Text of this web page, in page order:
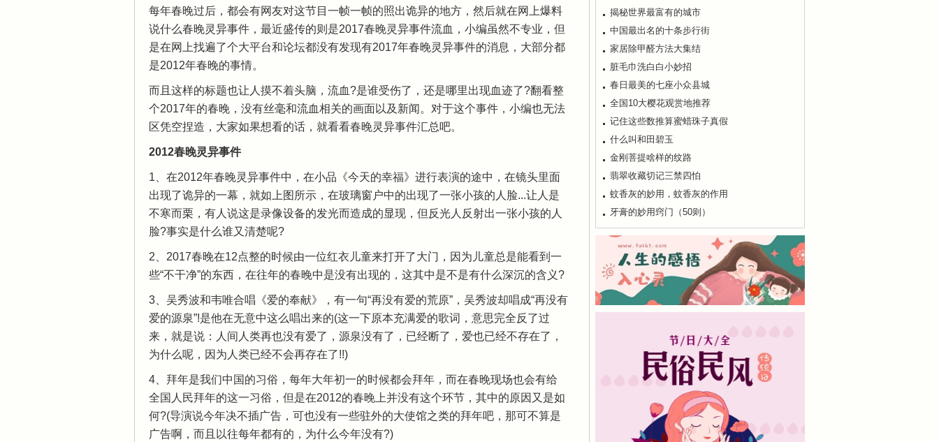
每年春晚过后，都会有网友对这节目一帧一帧的照出诡异的地方，然后就在网上爆料
说什么春晚灵异事件，最近盛传的则是2017春晚灵异事件流血，小编虽然不专业，但
是在网上找遍了个大平台和论坛都没有发现有2017年春晚灵异事件的消息，大部分都
是2012年春晚的事情。
而且这样的标题也让人摸不着头脑，流血?是谁受伤了，还是哪里出现血迹了?翻看整
个2017年的春晚，没有丝毫和流血相关的画面以及新闻。对于这个事件，小编也无法
区凭空捏造，大家如果想看的话，就看看春晚灵异事件汇总吧。
2012春晚灵异事件
1、在2012年春晚灵异事件中，在小品《今天的幸福》进行表演的途中，在镜头里面
出现了诡异的一幕，就如上图所示，在玻璃窗户中的出现了一张小孩的人脸...让人是
不寒而栗，有人说这是录像设备的发光而造成的显现，但反光人反射出一张小孩的人
脸?事实是什么谁又清楚呢?
2、2017春晚在12点整的时候由一位红衣儿童来打开了大门，因为儿童总是能看到一
些“不干净”的东西，在往年的春晚中是没有出现的，这其中是不是有什么深沉的含义?
3、吴秀波和韦唯合唱《爱的奉献》，有一句“再没有爱的荒原”，吴秀波却唱成“再没有
爱的源泉”!是他在无意中这么唱出来的(这一下原本充满爱的歌词，意思完全反了过
来，就是说：人间人类再也没有爱了，源泉没有了，已经断了，爱也已经不存在了，
为什么呢，因为人类已经不会再存在了!!)
4、拜年是我们中国的习俗，每年大年初一的时候都会拜年，而在春晚现场也会有给
全国人民拜年的这一习俗，但是在2012的春晚上并没有这个环节，其中的原因又是如
何?(导演说今年决不插广告，可也没有一些驻外的大使馆之类的拜年吧，那可不算是
广告啊，而且以往每年都有的，为什么今年没有?)
揭秘世界最富有的城市
中国最出名的十条步行街
家居除甲醛方法大集结
脏毛巾洗白白小妙招
春日最美的七座小众县城
全国10大樱花观赏地推荐
记住这些数推算蜜蜡珠子真假
什么叫和田碧玉
金刚菩提啥样的纹路
翡翠收藏切记三禁四怕
蚊香灰的妙用，蚊香灰的作用
牙膏的妙用窍门（50则）